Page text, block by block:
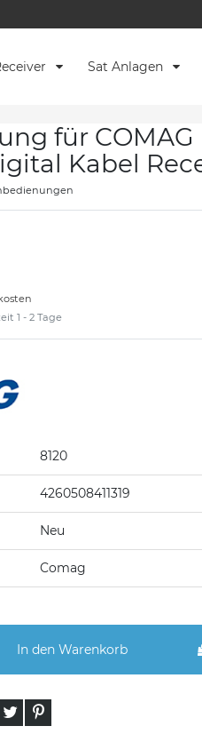
Sat Anlagen
für COMAG
Kabel
1 - 2 Tage
8120
4260508411319
Neu
Comag
In den Warenkorb